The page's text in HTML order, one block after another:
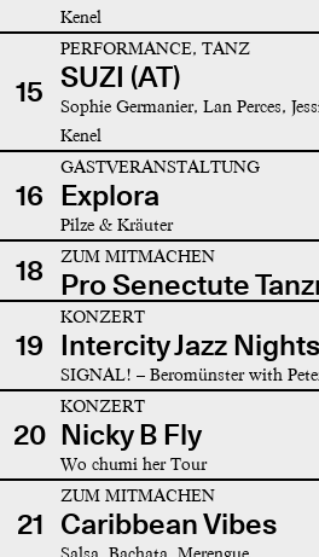
Kenel
15
PERFORMANCE, TANZ
SUZI (AT)
Sophie Germanier, Lan Perces,
Kenel
16
GASTVERANSTALTUNG
Explora
Pilze & Kräuter
18 ZUM MITMACHEN
Pro Senectute
19
KONZERT
Intercity Jazz Nights
SIGNAL! – Beromünster with
20
KONZERT
Nicky B Fly
Wo chumi her Tour
21
ZUM MITMACHEN
Caribbean Vibes